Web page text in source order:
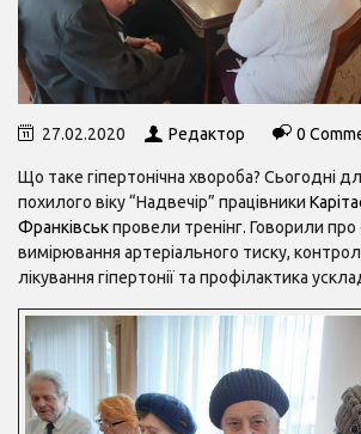
27.02.2020 Редактор 0
Що таке гіпертонічна хвороба? Сьогодні
похилого віку “Надвечір” працівники
Франківськпровели тренінг. Говорили про
вимірювання артеріального тиску,
лікування гіпертонії та профілактика